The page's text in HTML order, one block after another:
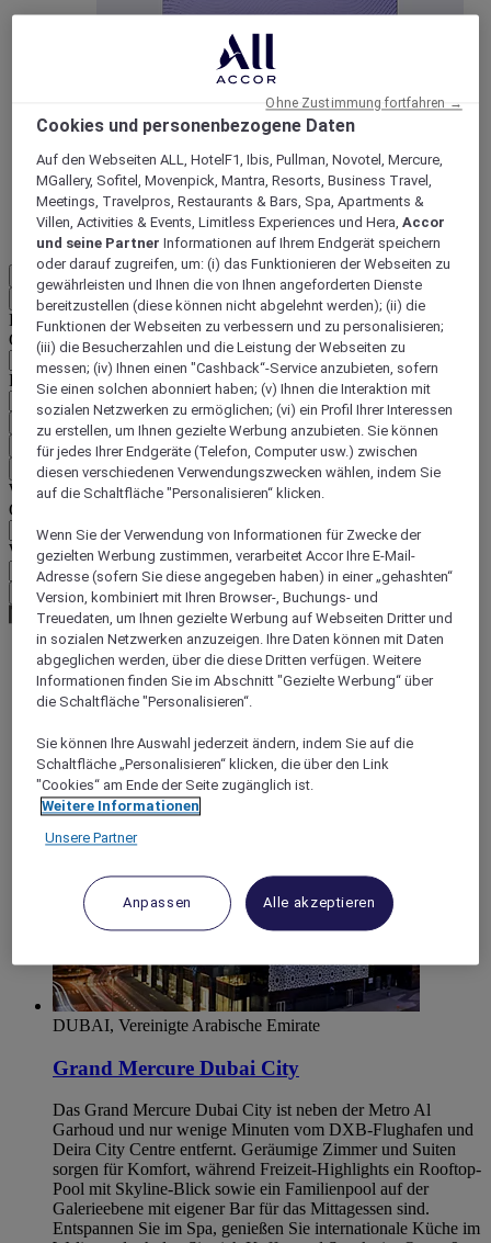
15% rabatt das ganze Jahr über auf Ihre Aufenthalte
bei über 30 Marken
JETZT ANMELDEN
Mehr
Zurück
Land und Sprache unten auswählen
Geografische Zone
Land/Region - Sprache
Mein Land und meine Sprache bestätigen
EUR (€)
Zurück
Währung unten auswählen
Geografische Zone
Währung
Meine Währung bestätigen
World
Middle East
Ajman
DUBAI, Vereinigte Arabische Emirate
Grand Mercure Dubai City
Das Grand Mercure Dubai City ist neben der Metro Al
Garhoud und nur wenige Minuten vom DXB-Flughafen und
Deira City Centre entfernt. Geräumige Zimmer und Suiten
sorgen für Komfort, während Freizeit-Highlights ein Rooftop-
Pool mit Skyline-Blick sowie ein Familienpool auf der
Galerieebene mit eigener Bar für das Mittagessen sind.
Entspannen Sie im Spa, genießen Sie internationale Küche im
Cookies und personenbezogene Daten
Auf den Webseiten ALL, HotelF1, Ibis, Pullman, Novotel, Mercure,
MGallery, Sofitel, Movenpick, Mantra, Resorts, Business Travel,
Meetings, Travelpros, Restaurants & Bars, Spa, Apartments &
Villen, Activities & Events, Limitless Experiences und Hera,Accor
und seine Partner Informationen auf Ihrem Endgerät speichern
oder darauf zugreifen, um: (i) das Funktionieren der Webseiten zu
gewährleisten und Ihnen die von Ihnen angeforderten Dienste
bereitzustellen (diese können nicht abgelehnt werden); (ii) die
Funktionen der Webseiten zu verbessern und zu personalisieren;
(iii) die Besucherzahlen und die Leistung der Webseiten zu
messen; (iv) Ihnen einen "Cashback“-Service anzubieten, sofern
Sie einen solchen abonniert haben; (v) Ihnen die Interaktion mit
sozialen Netzwerken zu ermöglichen; (vi) ein Profil Ihrer Interessen
zu erstellen, um Ihnen gezielte Werbung anzubieten. Sie können
für jedes Ihrer Endgeräte (Telefon, Computer usw.) zwischen
diesen verschiedenen Verwendungszwecken wählen, indem Sie
auf die Schaltfläche "Personalisieren“ klicken.
Wenn Sie der Verwendung von Informationen für Zwecke der
gezielten Werbung zustimmen, verarbeitet Accor Ihre E-Mail-
Adresse (sofern Sie diese angegeben haben) in einer „gehashten“
Version, kombiniert mit Ihren Browser-, Buchungs- und
Treuedaten, um Ihnen gezielte Werbung auf Webseiten Dritter und
in sozialen Netzwerken anzuzeigen. Ihre Daten können mit Daten
abgeglichen werden, über die diese Dritten verfügen. Weitere
Informationen finden Sie im Abschnitt "Gezielte Werbung“ über
die Schaltfläche "Personalisieren“.
Sie können Ihre Auswahl jederzeit ändern, indem Sie auf die
Schaltfläche „Personalisieren“ klicken, die über den Link
"Cookies“ am Ende der Seite zugänglich ist.
Weitere Informationen
Unsere Partner
Anpassen Alle akzeptieren
Ohne Zustimmung fortfahren →